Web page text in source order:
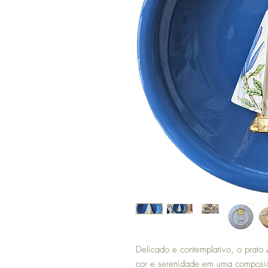
Delicado e contemplativo, o prato
cor e serenidade em uma